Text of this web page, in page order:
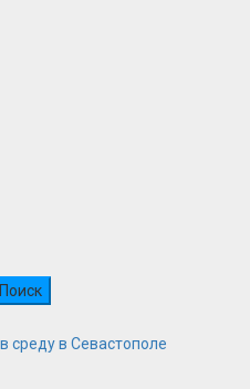
среду в Севастополе